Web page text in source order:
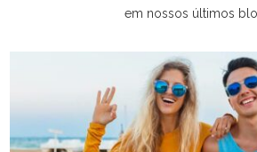
em nossos últimos